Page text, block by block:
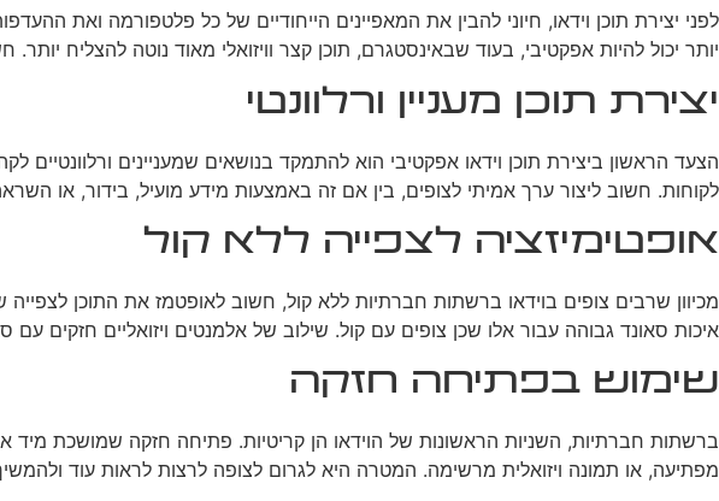
לפני יצירת תוכן וידאו, חיוני להבין את המאפיינים הייחודיים של כל פלטפורמה ואת
יותר יכול להיות אפקטיבי, בעוד שבאינסטגרם, תוכן קצר וויזואלי מאוד נוטה להצליח
יצירת תוכן מעניין ורלוונטי
הצעד הראשון ביצירת תוכן וידאו אפקטיבי הוא להתמקד בנושאים שמעניינים
לקוחות. חשוב ליצור ערך אמיתי לצופים, בין אם זה באמצעות מידע מועיל, בידור, או
אופטימיזציה לצפייה ללא קול
מכיוון שרבים צופים בוידאו ברשתות חברתיות ללא קול, חשוב לאופטמז את התוכן
איכות סאונד גבוהה עבור אלו שכן צופים עם קול. שילוב של אלמנטים ויזואליים חזקים עם
שימוש בפתיחה חזקה
ברשתות חברתיות, השניות הראשונות של הוידאו הן קריטיות. פתיחה חזקה שמושכת
מפתיעה, או תמונה ויזואלית מרשימה. המטרה היא לגרום לצופה לרצות לראות עוד